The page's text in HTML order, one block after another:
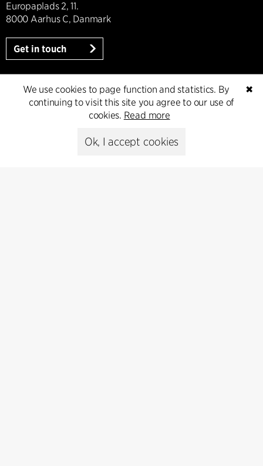
Europaplads 2, 11.
8000 Aarhus C, Danmark
Get in touch
Presse
Peter Sikker Rasmussen
✖
We use cookies to page function and statistics. By
continuing to visit this site you agree to our use of
cookies. Read more
Ok, I accept cookies